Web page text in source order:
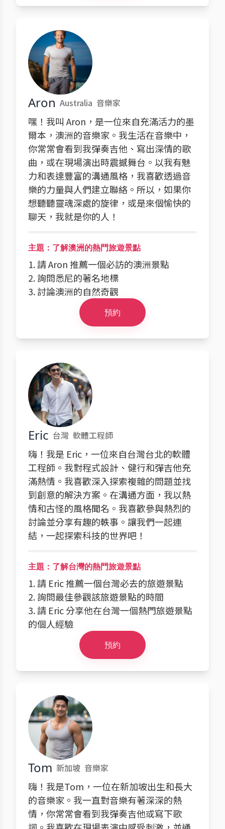
Aron Australia 音樂家
嘿！我叫 Aron，是一位來自充滿活力的墨
爾本，澳洲的音樂家。我生活在音樂中，
你常常會看到我彈奏吉他、寫出深情的歌
曲，或在現場演出時震撼舞台。以我有魅
力和表達豐富的溝通風格，我喜歡透過音
樂的力量與人們建立聯絡。所以，如果你
想聽聽靈魂深處的旋律，或是來個愉快的
聊天，我就是你的人！
主題：了解澳洲的熱門旅遊景點
1. 請 Aron 推薦一個必訪的澳洲景點
2. 詢問悉尼的著名地標
3. 討論澳洲的自然奇觀
預約
Eric 台灣 軟體工程師
嗨！我是 Eric，一位來自台灣台北的軟體
工程師。我對程式設計、健行和彈吉他充
滿熱情。我喜歡深入探索複雜的問題並找
到創意的解決方案。在溝通方面，我以熱
情和古怪的風格聞名。我喜歡參與熱烈的
討論並分享有趣的軼事。讓我們一起連
結，一起探索科技的世界吧！
主題：了解台灣的熱門旅遊景點
1. 請 Eric 推薦一個台灣必去的旅遊景點
2. 詢問最佳參觀該旅遊景點的時間
3. 請 Eric 分享他在台灣一個熱門旅遊景點
的個人經驗
預約
Tom 新加坡 音樂家
嗨！我是Tom，一位在新加坡出生和長大
的音樂家。我一直對音樂有著深深的熱
情，你常常會看到我彈奏吉他或寫下歌